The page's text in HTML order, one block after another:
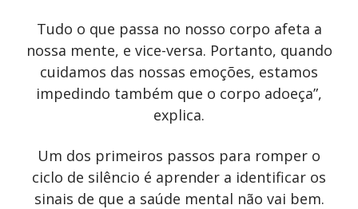
Tudo o que passa no nosso corpo afeta a
nossa mente, e vice-versa. Portanto, quando
cuidamos das nossas emoções, estamos
impedindo também que o corpo adoeça”,
explica.
Um dos primeiros passos para romper o
ciclo de silêncio é aprender a identificar os
sinais de que a saúde mental não vai bem.